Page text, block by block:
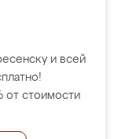
и всей
от стоимости